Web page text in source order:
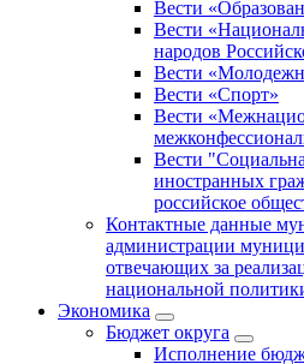
Вести
Вести
народов
Вести
Вести «Спорт»
Вести
Вести
иностранных
российское
Контактные данные
администрации
отвечающих за
национальной
Экономика
Бюджет округa
Исполнение